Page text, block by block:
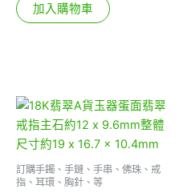
加入購物車
訂購手鐲、手鏈、手串、佛珠、戒
指、耳環、胸針、等